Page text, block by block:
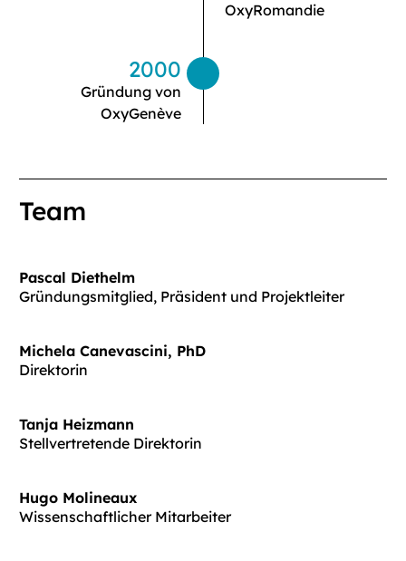
OxyRomandie
2000
Gründung von
OxyGenève
Team
Pascal Diethelm
Gründungsmitglied, Präsident und Projektleiter
Michela Canevascini, PhD
Direktorin
Tanja Heizmann
Stellvertretende Direktorin
Hugo Molineaux
Wissenschaftlicher Mitarbeiter